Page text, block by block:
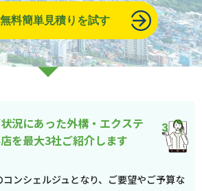
無料簡単見積りを試す
況にあった外構・エクステ
を最大3社ご紹介します
ンシェルジュとなり、ご要望やご予算な